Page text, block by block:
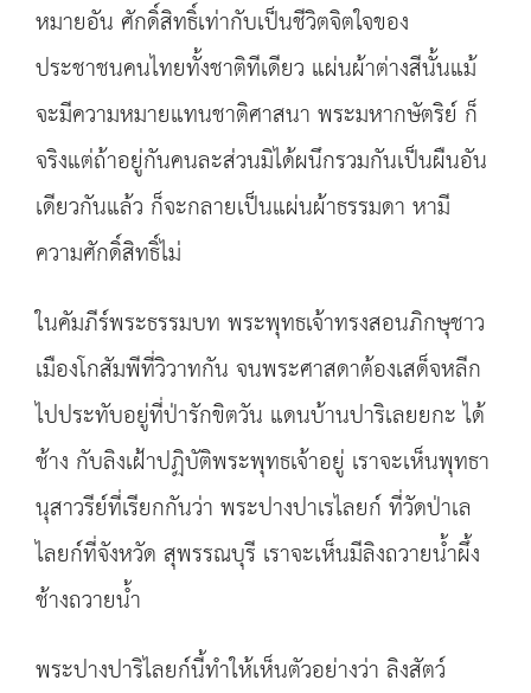
หมายอัน ศักดิ์สิทธิ์เท่ากับเป็นชีวิตจิตใจของ
ประชาชนคนไทยทั้งชาติทีเดียว แผ่นผ้าต่างสีนั้นแม้
จะมีความหมายแทนชาติศาสนา พระมหากษัตริย์ ก็
จริงแต่ถ้าอยู่กันคนละส่วนมิได้ผนึกรวมกันเป็นผืนอัน
เดียวกันแล้ว ก็จะกลายเป็นแผ่นผ้าธรรมดา หามี
ความศักดิ์สิทธิ์ไม่
ในคัมภีร์พระธรรมบท พระพุทธเจ้าทรงสอนภิกษุชาว
เมืองโกสัมพีที่วิวาทกัน จนพระศาสดาต้องเสด็จหลีก
ไปประทับอยู่ที่ป่ารักขิตวัน แดนบ้านปาริเลยยกะ ได้
ช้าง กับลิงเฝ้าปฏิบัติพระพุทธเจ้าอยู่ เราจะเห็นพุทธา
นุสาวรีย์ที่เรียกกันว่า พระปางปาเรไลยก์ ที่วัดป่าเล
ไลยก์ที่จังหวัด สุพรรณบุรี เราจะเห็นมีลิงถวายน้ำผึ้ง
ช้างถวายน้ำ
พระปางปาริไลยก์นี้ทำให้เห็นตัวอย่างว่า ลิงสัตว์